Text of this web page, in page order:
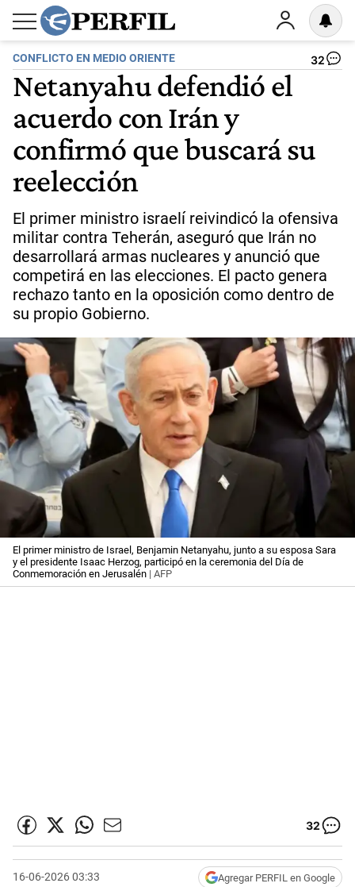
CONFLICTO EN MEDIO ORIENTE 32
Netanyahu defendió el
acuerdo con Irán y
confirmó que buscará su
reelección
El primer ministro israelí reivindicó la ofensiva
militar contra Teherán, aseguró que Irán no
desarrollará armas nucleares y anunció que
competirá en las elecciones. El pacto genera
rechazo tanto en la oposición como dentro de
su propio Gobierno.
El primer ministro de Israel, Benjamin Netanyahu, junto a su esposa Sara
y el presidente Isaac Herzog, participó en la ceremonia del Día de
Conmemoración en Jerusalén | AFP
32
16-06-2026 03:33 Agregar PERFIL en Google